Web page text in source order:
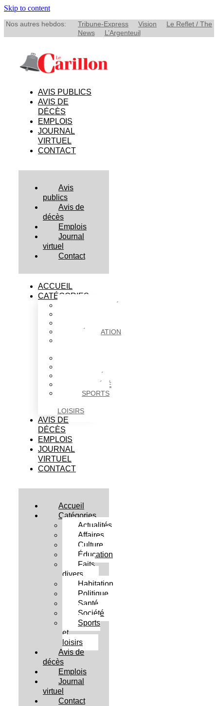
Skip to content
Nos autres hebdos: Tribune-Express Vision
Le Reflet / The
News
L’Argenteuil
AVIS PUBLICS
AVIS DE
DÉCÈS
EMPLOIS
JOURNAL
VIRTUEL
CONTACT
Avis
publics
Avis de
décès
Emplois
Journal
virtuel
Contact
ACCUEIL
CATÉGORIES
ÉDUCATION
SOCIÉTÉ
SPORTS
LOISIRS
AVIS DE
DÉCÈS
EMPLOIS
JOURNAL
VIRTUEL
CONTACT
Accueil
Catégories
Actualités
Affaires
Culture
Éducation
Faits
divers
Habitation
Politique
Santé
Société
Sports
et
loisirs
Avis de
décès
Emplois
Journal
virtuel
Contact